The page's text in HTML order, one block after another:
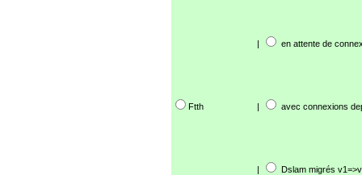
| en attente de
Ftth | avec connexions
| Dslam migrés